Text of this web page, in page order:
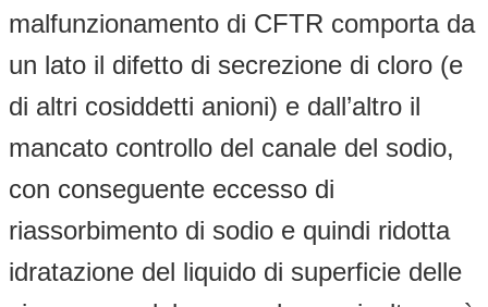
malfunzionamento di CFTR comporta da
un lato il difetto di secrezione di cloro (e
di altri cosiddetti anioni) e dall’altro il
mancato controllo del canale del sodio,
con conseguente eccesso di
riassorbimento di sodio e quindi ridotta
idratazione del liquido di superficie delle